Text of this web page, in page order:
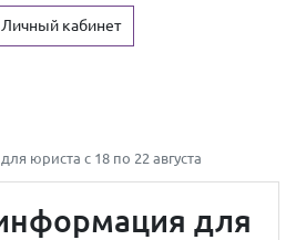
Личный кабинет
юриста с 18 по 22 августа
для